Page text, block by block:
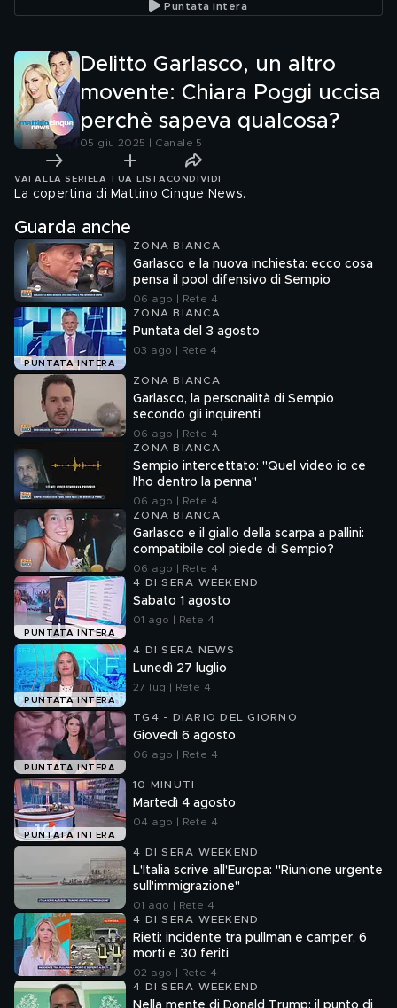
Puntata intera
Delitto Garlasco, un altro
movente: Chiara Poggi uccisa
perchè sapeva qualcosa?
05 giu 2025 | Canale 5
VAI ALLA SERIE LA TUA LISTA CONDIVIDI
La copertina di Mattino Cinque News.
Guarda anche
ZONA BIANCA
Garlasco e la nuova inchiesta: ecco cosa
pensa il pool difensivo di Sempio
06 ago | Rete 4
PUNTATA INTERA
ZONA BIANCA
Puntata del 3 agosto
03 ago | Rete 4
ZONA BIANCA
Garlasco, la personalità di Sempio
secondo gli inquirenti
06 ago | Rete 4
ZONA BIANCA
Sempio intercettato: "Quel video io ce
l'ho dentro la penna"
06 ago | Rete 4
ZONA BIANCA
Garlasco e il giallo della scarpa a pallini:
compatibile col piede di Sempio?
06 ago | Rete 4
PUNTATA INTERA
4 DI SERA WEEKEND
Sabato 1 agosto
01 ago | Rete 4
PUNTATA INTERA
4 DI SERA NEWS
Lunedì 27 luglio
27 lug | Rete 4
PUNTATA INTERA
TG4 - DIARIO DEL GIORNO
Giovedì 6 agosto
06 ago | Rete 4
PUNTATA INTERA
10 MINUTI
Martedì 4 agosto
04 ago | Rete 4
4 DI SERA WEEKEND
L'Italia scrive all'Europa: "Riunione urgente
sull'immigrazione"
01 ago | Rete 4
4 DI SERA WEEKEND
Rieti: incidente tra pullman e camper, 6
morti e 30 feriti
02 ago | Rete 4
4 DI SERA WEEKEND
Nella mente di Donald Trump: il punto di